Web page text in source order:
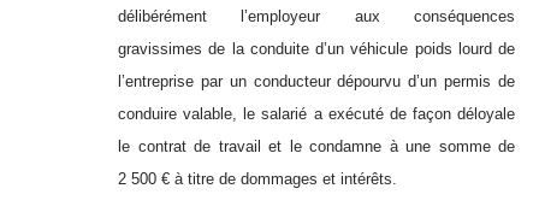
délibérément l’employeur aux conséquences
gravissimes de la conduite d’un véhicule poids lourd de
l’entreprise par un conducteur dépourvu d’un permis de
conduire valable, le salarié a exécuté de façon déloyale
le contrat de travail et le condamne à une somme de
2 500 € à titre de dommages et intérêts.